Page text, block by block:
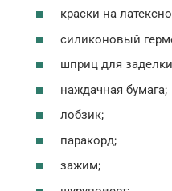
краски на
силиконовый
шприц для
наждачная бумага;
лобзик;
паракорд;
зажим;